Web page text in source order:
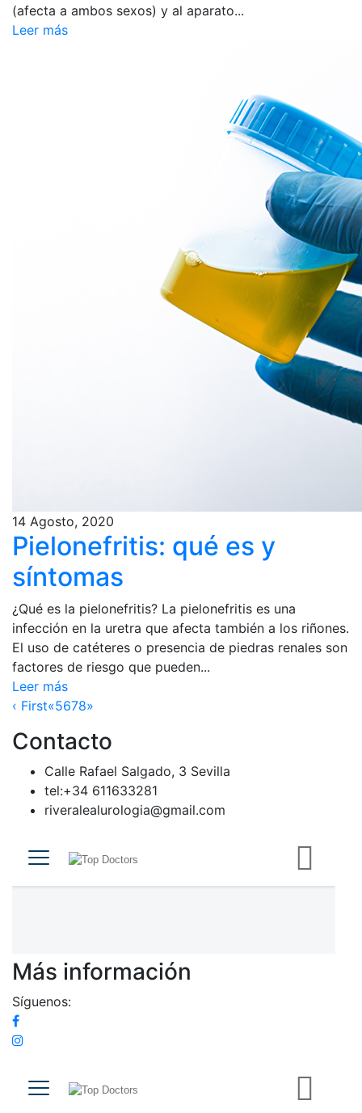
(afecta a ambos sexos) y al aparato...
Leer más
14 Agosto, 2020
Pielonefritis: qué es y
síntomas
¿Qué es la pielonefritis? La pielonefritis es una
infección en la uretra que afecta también a los riñones.
El uso de catéteres o presencia de piedras renales son
factores de riesgo que pueden...
Leer más
‹ First«5678»
Contacto
Calle Rafael Salgado, 3 Sevilla
tel:+34 611633281
riveralealurologia@gmail.com
Más información
Síguenos: